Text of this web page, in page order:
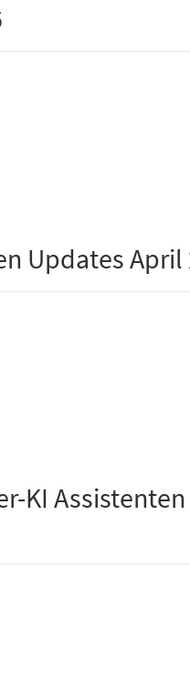
Updates April
KI